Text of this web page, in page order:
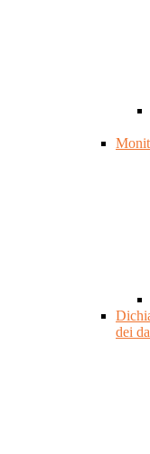
dei